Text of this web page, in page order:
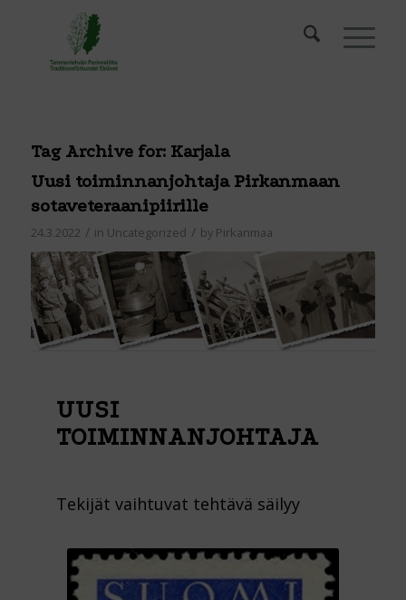
Tag Archive for: Karjala
Uusi toiminnanjohtaja Pirkanmaan
sotaveteraanipiirille
24.3.2022 / in Uncategorized / by Pirkanmaa
UUSI
TOIMINNANJOHTAJA
Tekijät vaihtuvat tehtävä säilyy